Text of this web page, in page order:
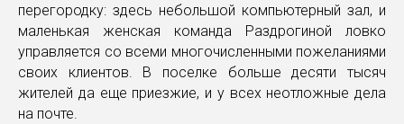
перегородку: здесь небольшой компьютерный зал, и
маленькая женская команда Раздрогиной ловко
управляется со всеми многочисленными пожеланиями
своих клиентов. В поселке больше десяти тысяч
жителей да еще приезжие, и у всех неотложные дела
на почте.